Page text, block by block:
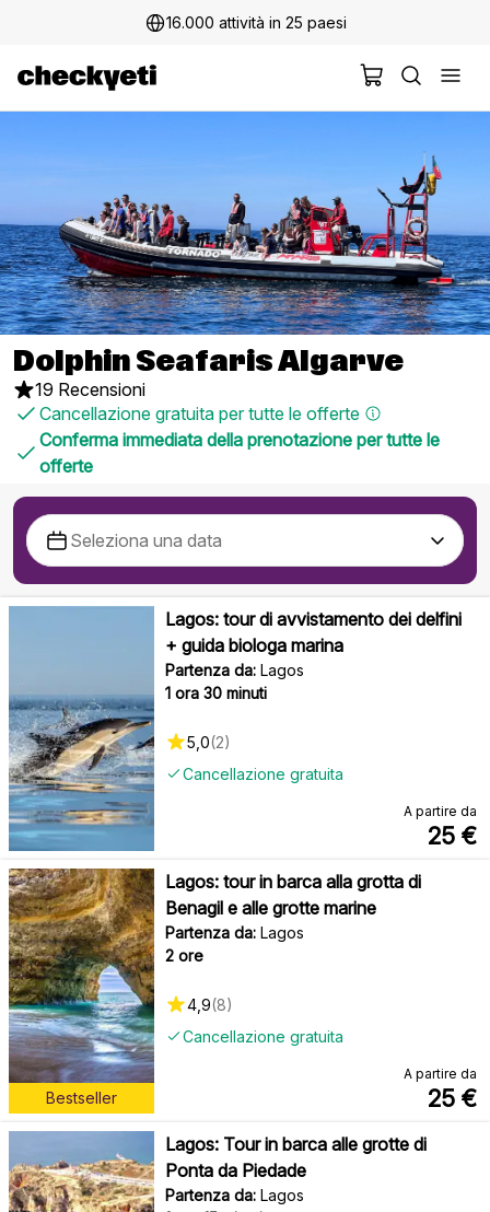
16.000 attività in 25 paesi
Dolphin Seafaris Algarve
19 Recensioni
Cancellazione gratuita per tutte le offerte
Conferma immediata della prenotazione per tutte le
offerte
Lagos: tour di avvistamento dei delfini
+ guida biologa marina
Partenza da: Lagos
1 ora 30 minuti
Cancellazione gratuita
5,0(2)
A partire da
25 €
Bestseller
Lagos: tour in barca alla grotta di
Benagil e alle grotte marine
Partenza da: Lagos
2 ore
Cancellazione gratuita
4,9(8)
A partire da
25 €
Lagos: Tour in barca alle grotte di
Ponta da Piedade
Partenza da: Lagos